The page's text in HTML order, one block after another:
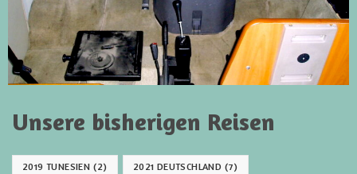
Unsere bisherigen Reisen
2019 TUNESIEN (2) 2021 DEUTSCHLAND (7)